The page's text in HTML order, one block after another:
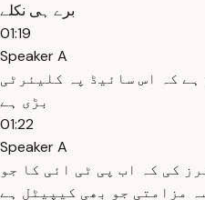
برے ہی نکلے
01:19
Speaker A
کہ اس سائیڈ پہ کلیئرٹی
بڑی ہے
01:22
Speaker A
کی کہ اب پی ٹی ائی کا جو
مزامتی جو بھی کیپیٹل ہے